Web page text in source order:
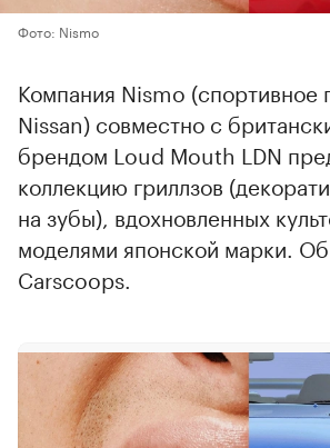
Фото: Nismo
Компания Nismo (спортивное
Nissan) совместно с
брендом Loud Mouth LDN
коллекцию гриллзов
на зубы), вдохновленных
моделями японской марки.
Carscoops.